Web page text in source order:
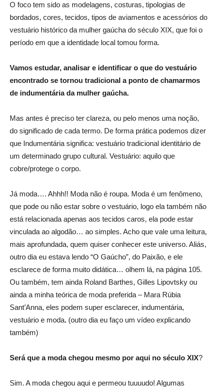
O foco tem sido as modelagens, costuras, tipologias de
bordados, cores, tecidos, tipos de aviamentos e acessórios do
vestuário histórico da mulher gaúcha do século XIX, que foi o
período em que a identidade local tomou forma.
Vamos estudar, analisar e identificar o que do vestuário
encontrado se tornou tradicional a ponto de chamarmos
de indumentária da mulher gaúcha.
Mas antes é preciso ter clareza, ou pelo menos uma noção,
do significado de cada termo. De forma prática podemos dizer
que Indumentária significa: vestuário tradicional identitário de
um determinado grupo cultural. Vestuário: aquilo que
cobre/protege o corpo.
Já moda…. Ahhh!! Moda não é roupa. Moda é um fenômeno,
que pode ou não estar sobre o vestuário, logo ela também não
está relacionada apenas aos tecidos caros, ela pode estar
vinculada ao algodão… ao simples. Acho que vale uma leitura,
mais aprofundada, quem quiser conhecer este universo. Aliás,
outro dia eu estava lendo “O Gaúcho”, do Paixão, e ele
esclarece de forma muito didática… olhem lá, na página 105.
Ou também, tem ainda Roland Barthes, Gilles Lipovtsky ou
ainda a minha teórica de moda preferida – Mara Rúbia
Sant’Anna, eles podem super esclarecer, indumentária,
vestuário e moda. (outro dia eu faço um vídeo explicando
também)
Será que a moda chegou mesmo por aqui no século XIX?
Sim. A moda chegou aqui e permeou tuuuudo! Algumas